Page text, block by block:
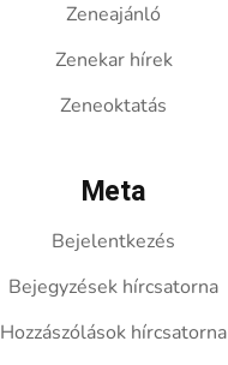
Zeneajánló
Zenekar hírek
Zeneoktatás
Meta
Bejelentkezés
Bejegyzések hírcsatorna
Hozzászólások hírcsatorna